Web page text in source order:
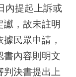
內提起上訴或
，故未註明
民眾申請，
書內容則明文
判決書提出上